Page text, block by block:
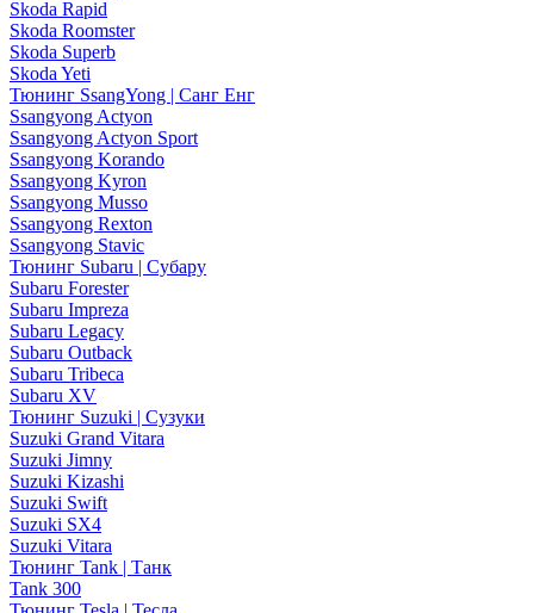
Skoda Rapid
Skoda Roomster
Skoda Superb
Skoda Yeti
Тюнинг SsangYong | Санг Енг
Ssangyong Actyon
Ssangyong Actyon Sport
Ssangyong Korando
Ssangyong Kyron
Ssangyong Musso
Ssangyong Rexton
Ssangyong Stavic
Тюнинг Subaru | Субару
Subaru Forester
Subaru Impreza
Subaru Legacy
Subaru Outback
Subaru Tribeca
Subaru XV
Тюнинг Suzuki | Сузуки
Suzuki Grand Vitara
Suzuki Jimny
Suzuki Kizashi
Suzuki Swift
Suzuki SX4
Suzuki Vitara
Тюнинг Tank | Танк
Tank 300